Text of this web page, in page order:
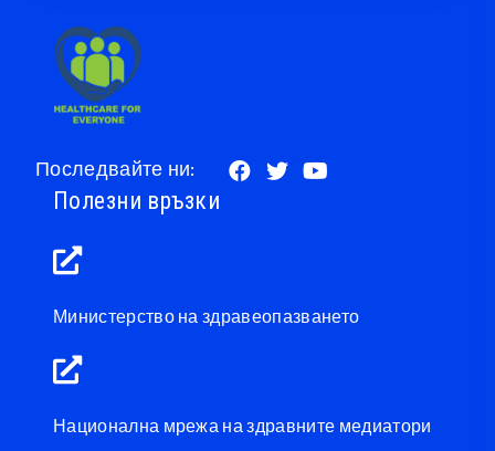
Последвайте ни:
Полезни връзки
Министерство на здравеопазването
Национална мрежа на здравните медиатори